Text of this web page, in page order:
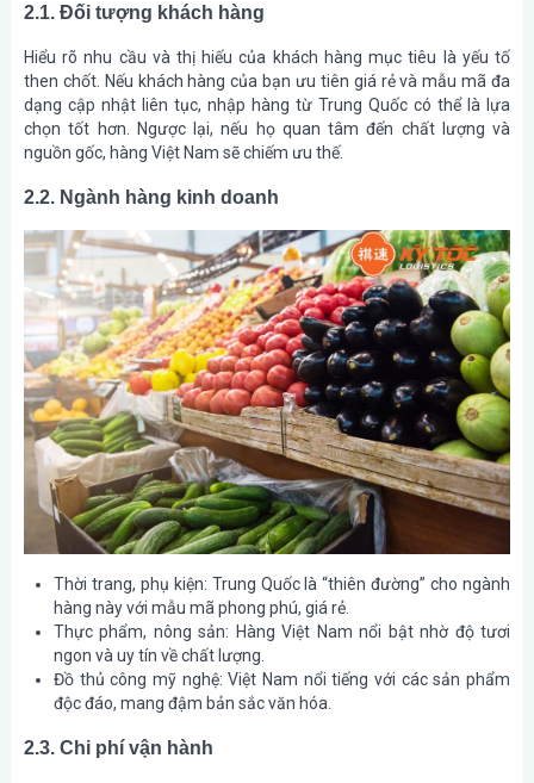
2.1. Đối tượng khách hàng
Hiểu rõ nhu cầu và thị hiếu của khách hàng mục tiêu là yếu tố
then chốt. Nếu khách hàng của bạn ưu tiên giá rẻ và mẫu mã đa
dạng cập nhật liên tục, nhập hàng từ Trung Quốc có thể là lựa
chọn tốt hơn. Ngược lại, nếu họ quan tâm đến chất lượng và
nguồn gốc, hàng Việt Nam sẽ chiếm ưu thế.
2.2. Ngành hàng kinh doanh
Thời trang, phụ kiện: Trung Quốc là “thiên đường” cho ngành
hàng này với mẫu mã phong phú, giá rẻ.
Thực phẩm, nông sản: Hàng Việt Nam nổi bật nhờ độ tươi
ngon và uy tín về chất lượng.
Đồ thủ công mỹ nghệ: Việt Nam nổi tiếng với các sản phẩm
độc đáo, mang đậm bản sắc văn hóa.
2.3. Chi phí vận hành